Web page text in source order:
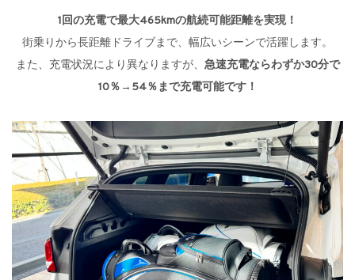
1回の充電で最大465kmの航続可能距離を実現！
街乗りから長距離ドライブまで、幅広いシーンで活躍します。
また、充電状況により異なりますが、 急速充電ならわずか30分で
10％→54％まで充電可能です！